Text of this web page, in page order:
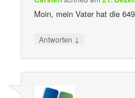
Moin, mein Vater hat die
Antworten ↓